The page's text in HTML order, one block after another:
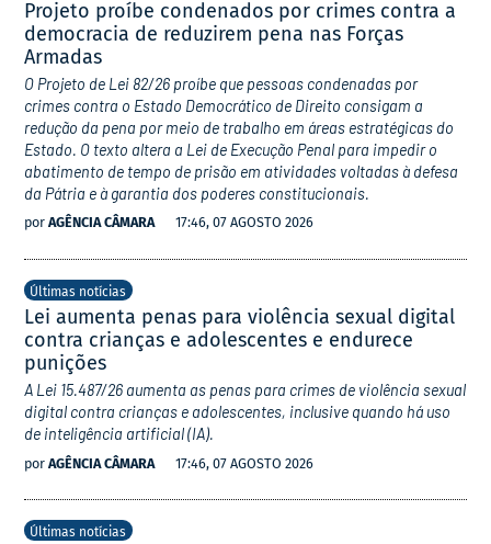
Projeto proíbe condenados por crimes contra a
democracia de reduzirem pena nas Forças
Armadas
O Projeto de Lei 82/26 proíbe que pessoas condenadas por
crimes contra o Estado Democrático de Direito consigam a
redução da pena por meio de trabalho em áreas estratégicas do
Estado. O texto altera a Lei de Execução Penal para impedir o
abatimento de tempo de prisão em atividades voltadas à defesa
da Pátria e à garantia dos poderes constitucionais.
por AGÊNCIA CÂMARA 17:46, 07 AGOSTO 2026
Últimas notícias
Lei aumenta penas para violência sexual digital
contra crianças e adolescentes e endurece
punições
A Lei 15.487/26 aumenta as penas para crimes de violência sexual
digital contra crianças e adolescentes, inclusive quando há uso
de inteligência artificial (IA).
por AGÊNCIA CÂMARA 17:46, 07 AGOSTO 2026
Últimas notícias